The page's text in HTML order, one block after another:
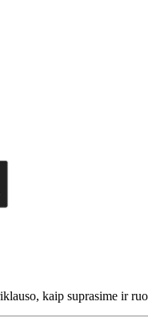
kaip suprasime ir